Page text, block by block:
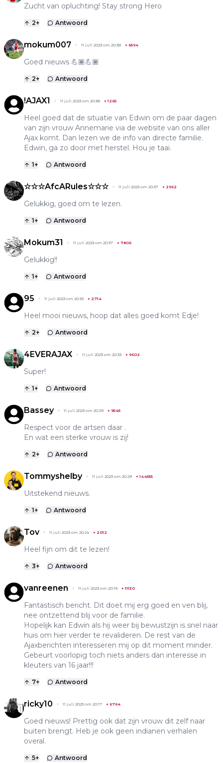
Zucht van opluchting! Stay strong Hero
2+ Antwoord
mokum007 11 juli 2023 om 20:38 + 6594
Goed nieuws 💪🏾💪🏾
2+ Antwoord
!AJAX1 11 juli 2023 om 20:38 +1265
Heel goed dat de situatie van Edwin om de paar dagen
van zijn vrouw Annemarie via de website van ons aller
Ajax komt. Dan lezen we de info van directe familie.
Edwin, ga zo door met herstel. Hou je taai.
1+ Antwoord
☆☆☆AfcARules☆☆☆ 11 juli 2023 om 20:37 + 2962
Gelukkig, goed om te lezen.
1+ Antwoord
Mokum31 11 juli 2023 om 20:37 + 7806
Gelukkig!!
1+ Antwoord
95 11 juli 2023 om 20:33 + 2714
Heel mooi nieuws, hoop dat alles goed komt Edje!
2+ Antwoord
4EVERAJAX 11 juli 2023 om 20:33 + 9602
Super!
1+ Antwoord
Bassey 11 juli 2023 om 20:29 + 9545
Respect voor de artsen daar .
En wat een sterke vrouw is zij!
2+ Antwoord
Tommyshelby 11 juli 2023 om 20:29 +144555
Uitstekend nieuws.
1+ Antwoord
Tov 11 juli 2023 om 20:24 + 2012
Heel fijn om dit te lezen!
3+ Antwoord
vanreenen 11 juli 2023 om 20:19 +11130
Fantastisch bericht. Dit doet mij erg goed en ven blij,
nee ontzettend blij voor de familie.
Hopelijk kan Edwin als hij weer bij bewustzijn is snel naar
huis om hier verder te revalideren. De rest van de
Ajaxberichten interesseren mij op dit moment minder.
Gebeurt voorlopig toch niets anders dan interesse in
kleuters van 16 jaar!!!
7+ Antwoord
ricky10 11 juli 2023 om 20:17 + 6764
Goed nieuws! Prettig ook dat zijn vrouw dit zelf naar
buiten brengt. Heb je ook geen indianen verhalen
overal.
5+ Antwoord